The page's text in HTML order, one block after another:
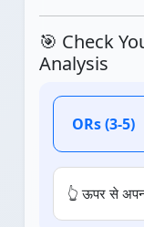
🎯 Check
Analysis
ORs (3-5)
👆 ऊपर से